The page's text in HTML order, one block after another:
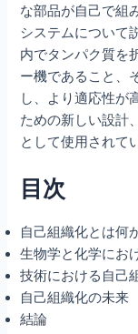
な部品が自己で組
システムについて
内でタンパク質を
ー機であること、
し、より適応性が
ための新しい設計
として使用されて
目次
自己組織化とは何
生物学と化学にお
技術における自己
自己組織化の未来
結論